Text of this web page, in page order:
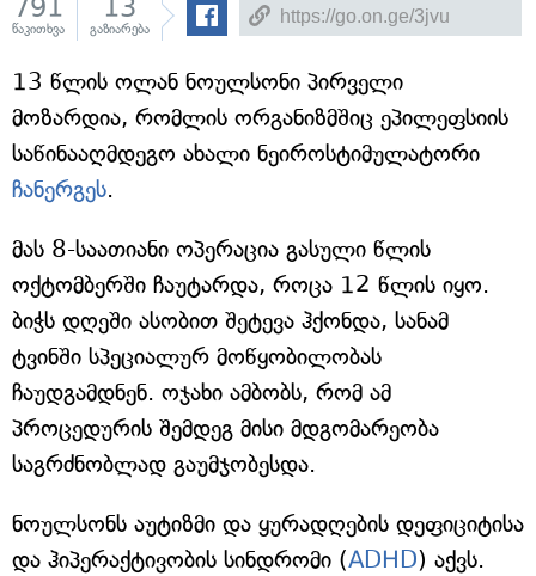
791
წაკითხვა
13
გაზიარება
13 წლის ოლან ნოულსონი პირველი
მოზარდია, რომლის ორგანიზმშიც ეპილეფსიის
საწინააღმდეგო ახალი ნეიროსტიმულატორი
ჩანერგეს.
მას 8-საათიანი ოპერაცია გასული წლის
ოქტომბერში ჩაუტარდა, როცა 12 წლის იყო.
ბიჭს დღეში ასობით შეტევა ჰქონდა, სანამ
ტვინში სპეციალურ მოწყობილობას
ჩაუდგამდნენ. ოჯახი ამბობს, რომ ამ
პროცედურის შემდეგ მისი მდგომარეობა
საგრძნობლად გაუმჯობესდა.
ნოულსონს აუტიზმი და ყურადღების დეფიციტისა
და ჰიპერაქტივობის სინდრომი (ADHD) აქვს.